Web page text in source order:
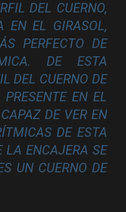
DEL CUERNO,
EN EL GIRASOL,
PERFECTO DE
DE ESTA
DEL CUERNO DE
PRESENTE EN EL
DE VER EN
DE ESTA
LA ENCAJERA SE
UN CUERNO DE